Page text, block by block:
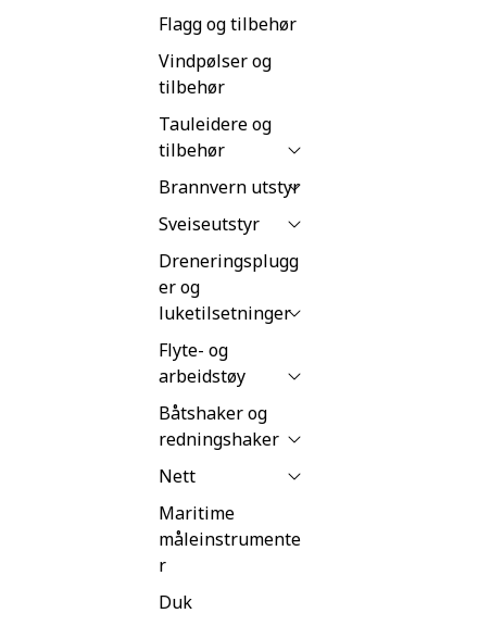
Flagg og tilbehør
Vindpølser og
tilbehør
Tauleidere og
tilbehør
Brannvern utstyr
Sveiseutstyr
Dreneringsplugg
er og
luketilsetninger
Flyte- og
arbeidstøy
Båtshaker og
redningshaker
Nett
Maritime
måleinstrumente
r
Duk